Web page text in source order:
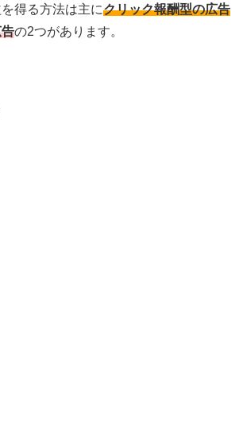
得る方法は主にクリック報酬型の広告
の2つがあります。